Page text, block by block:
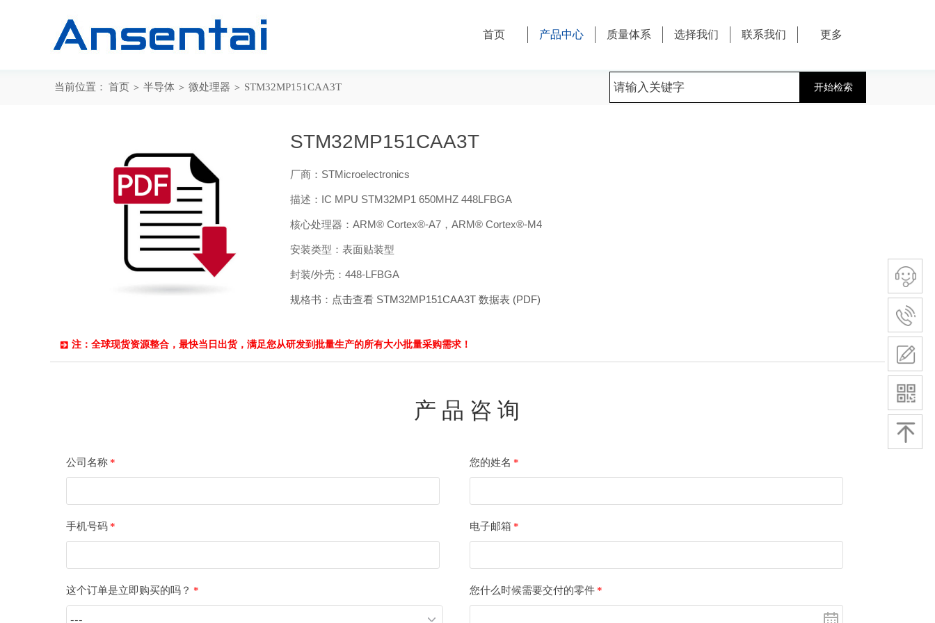
当前位置： 首页 ＞ 半导体 ＞ 微处理器 ＞ STM32MP151CAA3T 开始检索
STM32MP151CAA3T
厂商：STMicroelectronics
描述：IC MPU STM32MP1 650MHZ 448LFBGA
核心处理器：ARM® Cortex®-A7，ARM® Cortex®-M4
安装类型：表面贴装型
封装/外壳：448-LFBGA
规格书： 点击查看 STM32MP151CAA3T 数据表 (PDF)
注：全球现货资源整合，最快当日出货，满足您从研发到批量生产的所有大小批量采购需求！
公司名称 * 您的姓名 *
手机号码 * 电子邮箱 *
这个订单是立即购买的吗？ *
---
您什么时候需要交付的零件 *
产 品 咨 询
首页 产品中心 质量体系 选择我们 联系我们 更多